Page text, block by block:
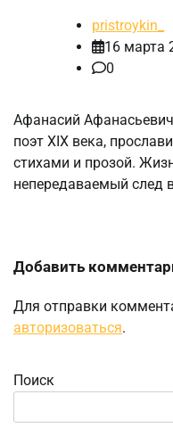
pristroykin_
16 марта
0
Афанасий
поэт XIX века,
стихами и прозой.
непередаваемый след
Добавить
Для отправки
авторизоваться.
Поиск